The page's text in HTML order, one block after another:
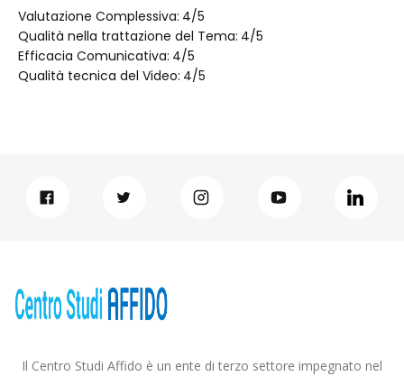
Valutazione Complessiva: 4/5
Qualità nella trattazione del Tema: 4/5
Efficacia Comunicativa: 4/5
Qualità tecnica del Video: 4/5
Il Centro Studi Affido è un ente di terzo settore impegnato nel